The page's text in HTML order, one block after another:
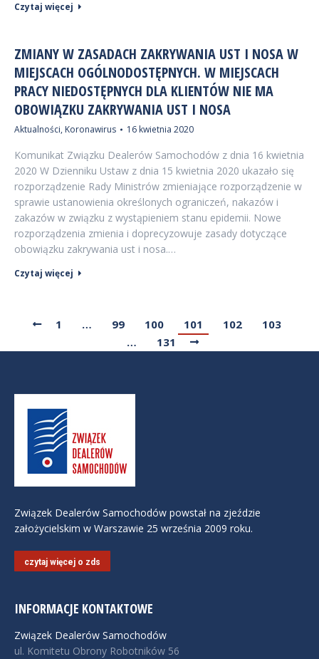
Czytaj więcej
ZMIANY W ZASADACH ZAKRYWANIA UST I NOSA W
MIEJSCACH OGÓLNODOSTĘPNYCH. W MIEJSCACH
PRACY NIEDOSTĘPNYCH DLA KLIENTÓW NIE MA
OBOWIĄZKU ZAKRYWANIA UST I NOSA
Aktualności, Koronawirus 16 kwietnia 2020
Komunikat Związku Dealerów Samochodów z dnia 16 kwietnia
2020 W Dzienniku Ustaw z dnia 15 kwietnia 2020 ukazało się
rozporządzenie Rady Ministrów zmieniające rozporządzenie w
sprawie ustanowienia określonych ograniczeń, nakazów i
zakazów w związku z wystąpieniem stanu epidemii. Nowe
rozporządzenia zmienia i doprecyzowuje zasady dotyczące
obowiązku zakrywania ust i nosa.…
Czytaj więcej
1 … 99 100 101 102
103
…
131
Związek Dealerów Samochodów powstał na zjeździe
założycielskim w Warszawie 25 września 2009 roku.
czytaj więcej o zds
INFORMACJE KONTAKTOWE
Związek Dealerów Samochodów
ul. Komitetu Obrony Robotników 56